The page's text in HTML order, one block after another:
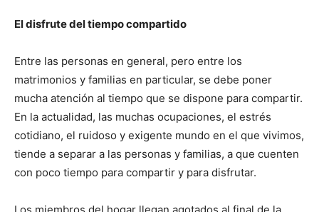
El disfrute del tiempo compartido
Entre las personas en general, pero entre los
matrimonios y familias en particular, se debe poner
mucha atención al tiempo que se dispone para compartir.
En la actualidad, las muchas ocupaciones, el estrés
cotidiano, el ruidoso y exigente mundo en el que vivimos,
tiende a separar a las personas y familias, a que cuenten
con poco tiempo para compartir y para disfrutar.